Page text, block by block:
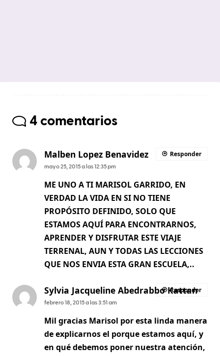
4 comentarios
Malben Lopez Benavidez
mayo 25, 2015 a las 12:35 pm
ME UNO A TI MARISOL GARRIDO, EN
VERDAD LA VIDA EN SI NO TIENE
PROPÓSITO DEFINIDO, SOLO QUE
ESTAMOS AQUÍ PARA ENCONTRARNOS,
APRENDER Y DISFRUTAR ESTE VIAJE
TERRENAL, AUN Y TODAS LAS LECCIONES
QUE NOS ENVIA ESTA GRAN ESCUELA,..
Responder
Sylvia Jacqueline Abedrabbo Kattan
febrero 18, 2015 a las 3:51 am
Mil gracias Marisol por esta linda manera
de explicarnos el porque estamos aquí, y
en qué debemos poner nuestra atención,
Responder